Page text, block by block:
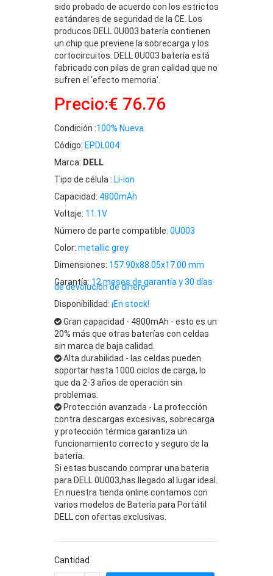
sido probado de acuerdo con los estrictos
estándares de seguridad de la CE. Los
producos DELL 0U003 batería contienen
un chip que previene la sobrecarga y los
cortocircuitos. DELL 0U003 batería está
fabricado con pilas de gran calidad que no
sufren el 'efecto memoria'.
Precio:€ 76.76
Condición :100% Nueva
Código: EPDL004
Marca: DELL
Tipo de célula : Li-ion
Capacidad: 4800mAh
Voltaje: 11.1V
Número de parte compatible: 0U003
Color: metallic grey
Dimensiones: 157.90x88.05x17.00 mm
Garantía: 12 meses de garantía y 30 días
de devolución de dinero
Disponibilidad: ¡En stock!
Gran capacidad - 4800mAh - esto es un
20% más que otras baterías con celdas
sin marca de baja calidad.
Alta durabilidad - las celdas pueden
soportar hasta 1000 ciclos de carga, lo
que da 2-3 años de operación sin
problemas.
Protección avanzada - La protección
contra descargas excesivas, sobrecarga
y protección térmica garantiza un
funcionamiento correcto y seguro de la
batería.
Si estas buscando comprar una bateria
para DELL 0U003,has llegado al lugar ideal.
En nuestra tienda online contamos con
varios modelos de Batería para Portátil
DELL con ofertas exclusivas.
Cantidad